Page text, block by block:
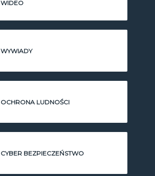
WIDEO
WYWIADY
OCHRONA LUDNOŚCI
CYBER BEZPIECZEŃSTWO